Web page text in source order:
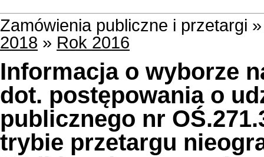
Zamówienia publiczne i przetargi
2018 » Rok 2016
Informacja o wyborze
dot. postępowania o
publicznego nr
trybie przetargu